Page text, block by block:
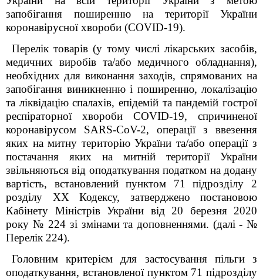
запобігання поширенню на території України
коронавірусної хвороби (COVID-19).
Перелік товарів (у тому числі лікарських засобів,
медичних виробів та/або медичного обладнання),
необхідних для виконання заходів, спрямованих на
запобігання виникненню і поширенню, локалізацію
та ліквідацію спалахів, епідемій та пандемій гострої
респіраторної хвороби COVID-19, спричиненої
коронавірусом SARS-CoV-2, операції з ввезення
яких на митну територію України та/або операції з
постачання яких на митній території України
звільняються від оподаткування податком на додану
вартість, встановлений пунктом 71 підрозділу 2
розділу ХХ Кодексу, затверджено постановою
Кабінету Міністрів України від 20 березня 2020
року № 224 зі змінами та доповненнями. (далі - №
Перелік 224).
Головним критерієм для застосування пільги з
оподаткування, встановленої пунктом 71 підрозділу